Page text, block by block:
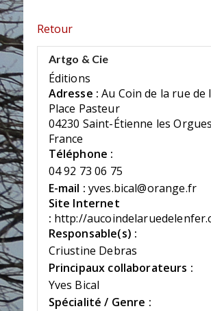
Retour
Artgo & Cie
Éditions
Adresse : Au Coin de la rue de
Place Pasteur
04230 Saint-Étienne les Orgues
France
Téléphone :
04 92 73 06 75
E-mail : yves.bical@orange.fr
Site Internet
: http://
Responsable(s) :
Criustine Debras
Principaux collaborateurs :
Yves Bical
Spécialité / Genre :